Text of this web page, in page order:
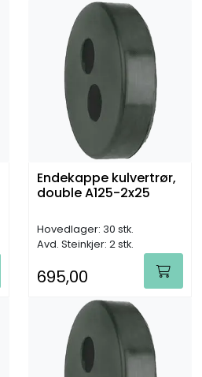
Endekappe kulvertrør,
double A125-2x25
Hovedlager: 30 stk.
Avd. Steinkjer: 2 stk.
695,00